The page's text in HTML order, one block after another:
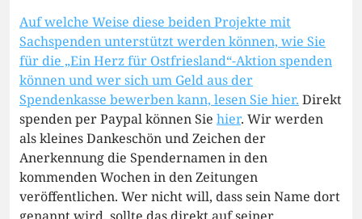
Auf welche Weise diese beiden Projekte mit
Sachspenden unterstützt werden können, wie Sie
für die „Ein Herz für Ostfriesland“-Aktion spenden
können und wer sich um Geld aus der
Spendenkasse bewerben kann, lesen Sie hier. Direkt
spenden per Paypal können Sie hier. Wir werden
als kleines Dankeschön und Zeichen der
Anerkennung die Spendernamen in den
kommenden Wochen in den Zeitungen
veröffentlichen. Wer nicht will, dass sein Name dort